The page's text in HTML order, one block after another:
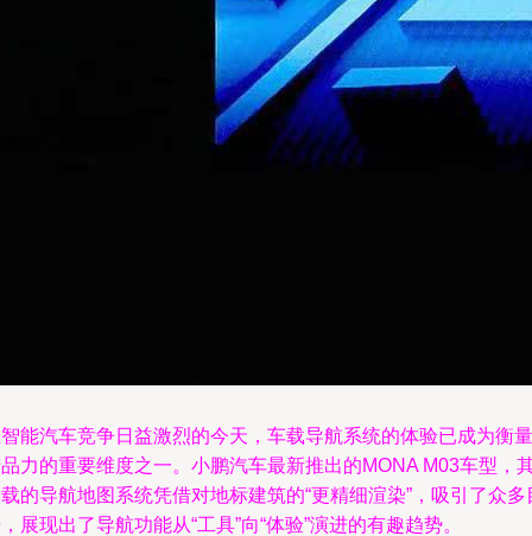
能汽车竞争日益激烈的今天，车载导航系统的体验已成为衡量
力的重要维度之一。小鹏汽车最新推出的MONA M03车型，
的导航地图系统凭借对地标建筑的“更精细渲染”，吸引了众多
展现出了导航功能从“工具”向“体验”演进的有趣趋势。